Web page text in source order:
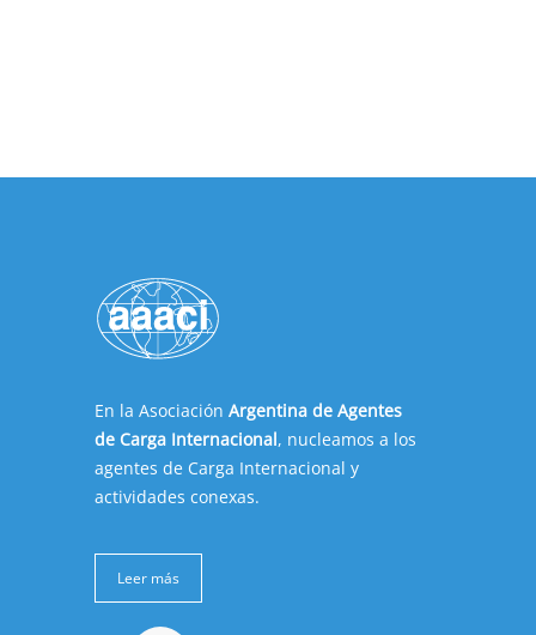
En la Asociación Argentina de Agentes
de Carga Internacional, nucleamos a los
agentes de Carga Internacional y
actividades conexas.
Leer más